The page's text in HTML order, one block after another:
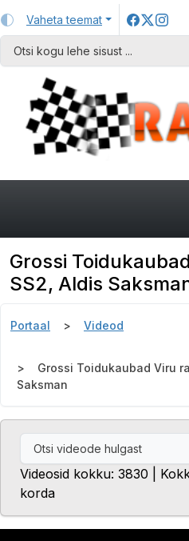
Vaheta teemat
Grossi
SS2, Aldis
Portaal Videod
Grossi Toidukaubad Viru
Saksman
Videosid kokku: 3830 |
korda